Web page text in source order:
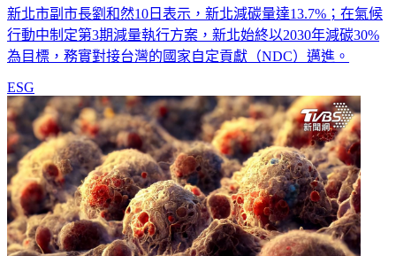
新北市副市長劉和然10日表示，新北減碳量達13.7%；在氣候
行動中制定第3期減量執行方案，新北始終以2030年減碳30%
為目標，務實對接台灣的國家自定貢獻（NDC）邁進。
ESG